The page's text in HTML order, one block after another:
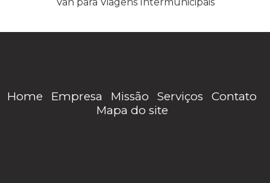
Home Empresa Missão Serviços
Contato
Mapa do site